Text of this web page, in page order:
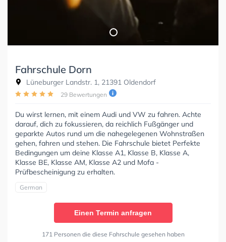
Fahrschule Dorn
Lüneburger Landstr. 1, 21391 Oldendorf
29 Bewertungen
Du wirst lernen, mit einem Audi und VW zu fahren. Achte
darauf, dich zu fokussieren, da reichlich Fußgänger und
geparkte Autos rund um die nahegelegenen Wohnstraßen
gehen, fahren und stehen. Die Fahrschule bietet Perfekte
Bedingungen um deine Klasse A1, Klasse B, Klasse A,
Klasse BE, Klasse AM, Klasse A2 und Mofa -
Prüfbescheinigung zu erhalten.
German
Einen Termin anfragen
171 Personen die diese Fahrschule gesehen haben